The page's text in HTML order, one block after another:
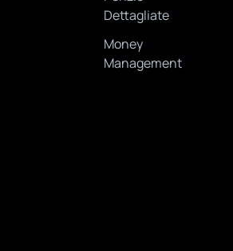
Dettagliate
Money
Management